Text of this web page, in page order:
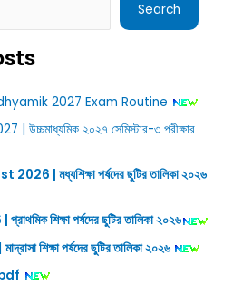
Search
2027 Exam Routine
২০২৭ সেমিস্টার-৩ পরীক্ষার
| মধ্যশিক্ষা পর্ষদের ছুটির তালিকা ২০২৬
শিক্ষা পর্ষদের ছুটির তালিকা ২০২৬
মাদ্রাসা শিক্ষা পর্ষদের ছুটির তালিকা ২০২৬
pdf